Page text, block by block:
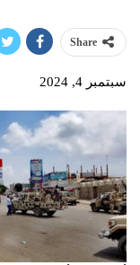
Share
سبتمبر 4, 2024